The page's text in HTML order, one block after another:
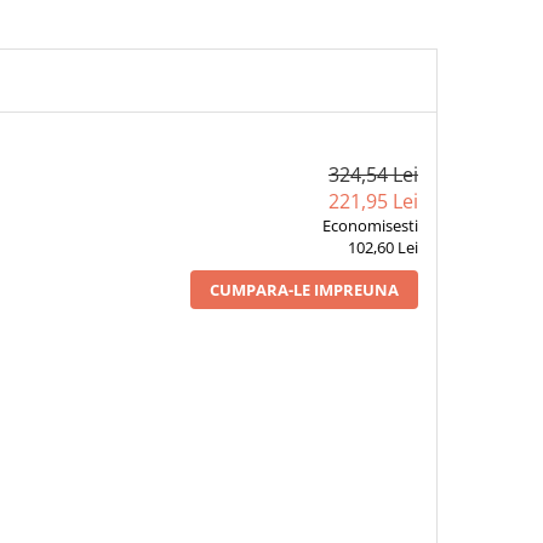
324,54 Lei
221,95 Lei
Economisesti
102,60 Lei
CUMPARA-LE IMPREUNA